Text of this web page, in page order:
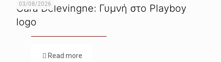
03/08/2026
Cara Delevingne: Γυμνή στο Playboy
logo
Read more